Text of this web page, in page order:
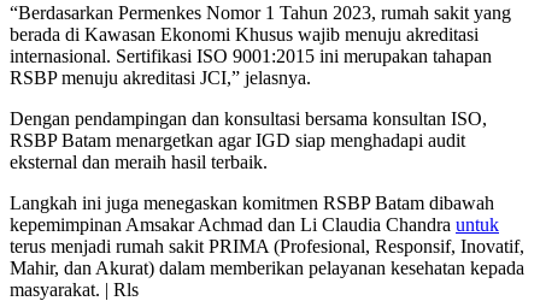
“Berdasarkan Permenkes Nomor 1 Tahun 2023, rumah sakit yang
berada di Kawasan Ekonomi Khusus wajib menuju akreditasi
internasional. Sertifikasi ISO 9001:2015 ini merupakan tahapan
RSBP menuju akreditasi JCI,” jelasnya.
Dengan pendampingan dan konsultasi bersama konsultan ISO,
RSBP Batam menargetkan agar IGD siap menghadapi audit
eksternal dan meraih hasil terbaik.
Langkah ini juga menegaskan komitmen RSBP Batam dibawah
kepemimpinan Amsakar Achmad dan Li Claudia Chandra untuk
terus menjadi rumah sakit PRIMA (Profesional, Responsif, Inovatif,
Mahir, dan Akurat) dalam memberikan pelayanan kesehatan kepada
masyarakat. | Rls